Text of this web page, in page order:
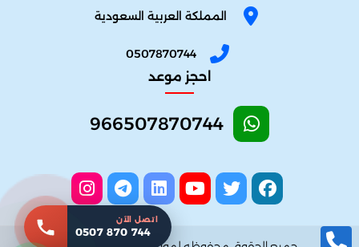
المملكة العربية السعودية
0507870744
احجز موعد
966507870744
اتصل الآن
0507 870 744